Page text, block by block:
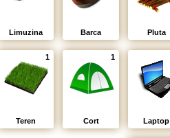
Limuzina Barca Pluta
1
Teren
1
Cort Laptop